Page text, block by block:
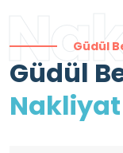
Güdül
Güdül
Nakliyat